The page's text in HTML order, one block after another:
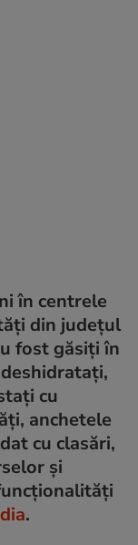
în centrele
din județul
fost găsiți în
cu
anchetele
cu clasări,
și
.